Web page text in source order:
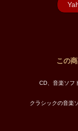
この
CD、音楽ソフ
クラシックの音楽